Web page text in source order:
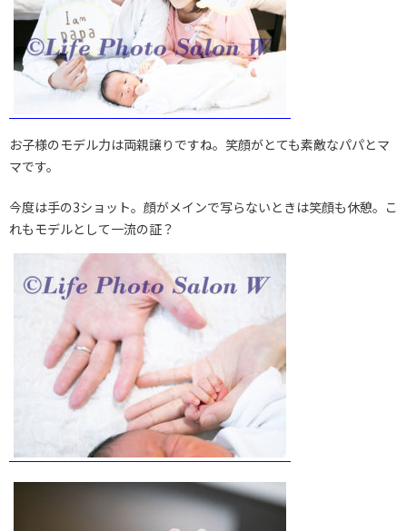
お子様のモデル力は両親譲りですね。笑顔がとても素敵なパパとマ
マです。
今度は手の3ショット。顔がメインで写らないときは笑顔も休憩。こ
れもモデルとして一流の証？